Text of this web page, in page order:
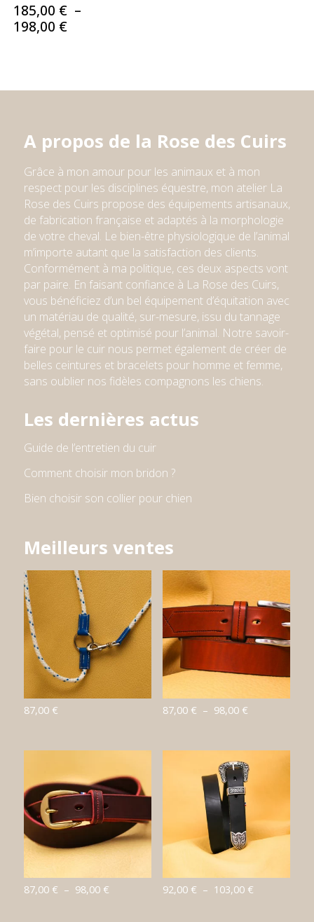
185,00 € –
198,00 €Plage
à
A propos de la Rose des Cuirs
Grâce à mon amour pour les animaux et à mon
respect pour les disciplines équestre, mon atelier La
Rose des Cuirs propose des équipements artisanaux,
de fabrication française et adaptés à la morphologie
de votre cheval. Le bien-être physiologique de l’animal
m’importe autant que la satisfaction des clients.
Conformément à ma politique, ces deux aspects vont
par paire. En faisant confiance à La Rose des Cuirs,
vous bénéficiez d’un bel équipement d’équitation avec
un matériau de qualité, sur-mesure, issu du tannage
végétal, pensé et optimisé pour l’animal. Notre savoir-
faire pour le cuir nous permet également de créer de
belles ceintures et bracelets pour homme et femme,
sans oublier nos fidèles compagnons les chiens.
Les dernières actus
Guide de l’entretien du cuir
Comment choisir mon bridon ?
Bien choisir son collier pour chien
Meilleurs ventes
87,00 € 87,00 € – 98,00 €Plage
87,00 €
à
87,00 € – 98,00 €Plage
92,00 € – 103,00 €Plage